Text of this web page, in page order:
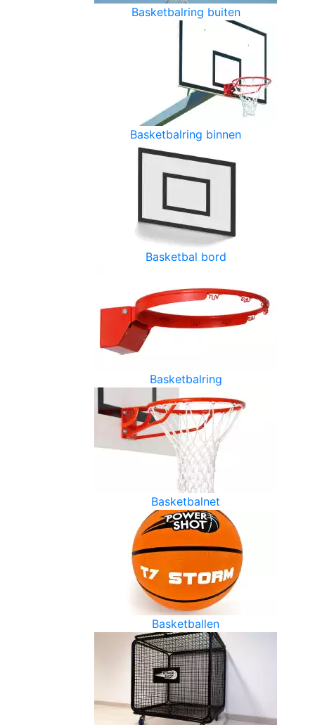
Basketbalring buiten
Basketbalring binnen
Basketbal bord
Basketbalring
Basketbalnet
Basketballen